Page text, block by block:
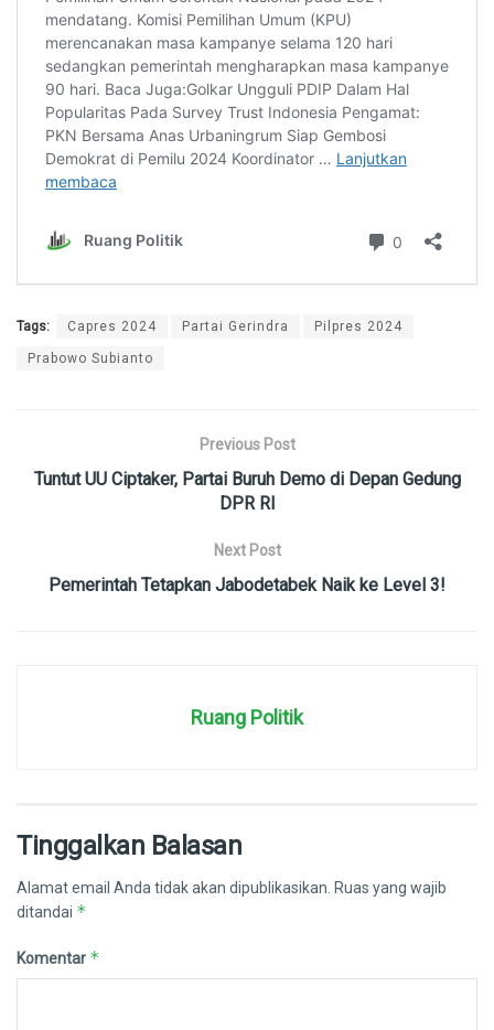
Tags: Capres 2024 Partai Gerindra Pilpres 2024
Prabowo Subianto
Previous Post
Tuntut UU Ciptaker, Partai Buruh Demo di Depan Gedung
DPR RI
Next Post
Pemerintah Tetapkan Jabodetabek Naik ke Level 3!
Ruang Politik
Tinggalkan Balasan
Alamat email Anda tidak akan dipublikasikan. Ruas yang wajib
ditandai *
Komentar *